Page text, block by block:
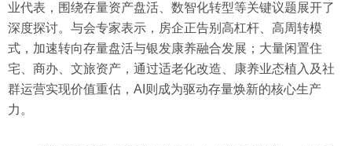
业代表，围绕存量资产盘活、数智化转型等关键议题展开了
深度探讨。与会专家表示，房企正告别高杠杆、高周转模
式，加速转向存量盘活与银发康养融合发展；大量闲置住
宅、商办、文旅资产，通过适老化改造、康养业态植入及社
群运营实现价值重估，AI则成为驱动存量焕新的核心生产
力。